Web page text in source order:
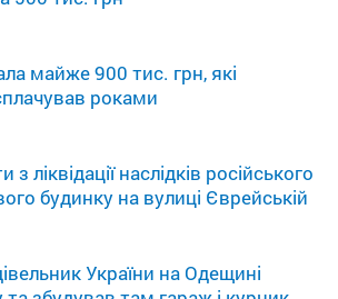
майже 900 тис. грн, які
роками
ліквідації наслідків російського
будинку на вулиці Єврейській
України на Одещині